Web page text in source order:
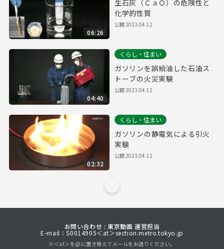
06:26
生石灰（ＣａＯ）の危険性と
化学的性質
公開2023.04.12
04:40
くらし・住まい
ガソリンを誤給油した石油ス
トーブの火災実験
公開2023.04.12
02:32
くらし・住まい
ガソリンの静電気による引火
実験
公開2023.04.12
お問い合わせ : 東京動画 運営担当
E-mail：S0014905＜at＞section.metro.tokyo.jp
※＜at＞を@に置き換えてメールをお送りください。